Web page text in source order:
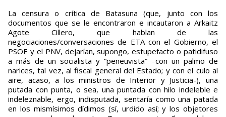
La censura o crítica de Batasuna (que, junto con los
documentos que se le encontraron e incautaron a Arkaitz
Agote Cillero, que hablan de las
negociaciones/conversaciones de ETA con el Gobierno, el
PSOE y el PNV, dejarían, supongo, estupefacto o patidifuso
a más de un socialista y “peneuvista” –con un palmo de
narices, tal vez, al fiscal general del Estado; y con el culo al
aire, acaso, a los ministros de Interior y Justicia-), una
putada con punta, o sea, una puntada con hilo indeleble e
indeleznable, ergo, indisputada, sentaría como una patada
en los mismísimos dídimos (sí, urdido así; y los objetores